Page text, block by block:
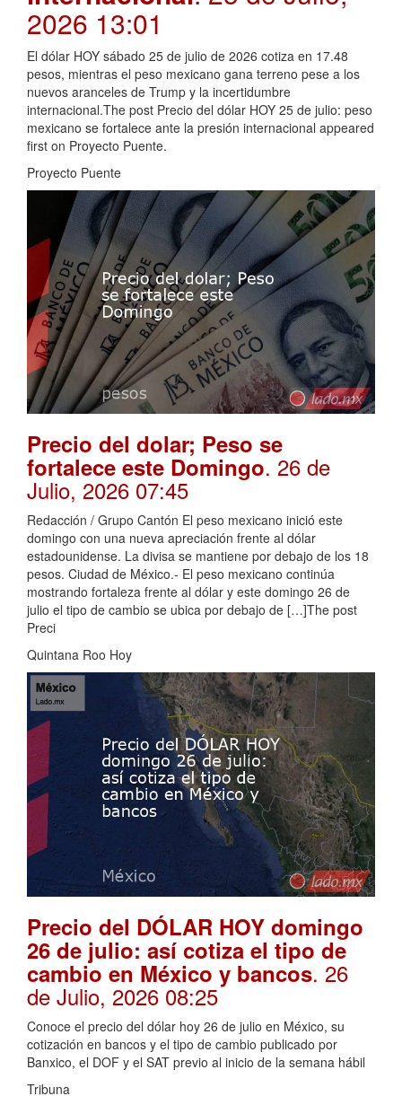
2026 13:01
El dólar HOY sábado 25 de julio de 2026 cotiza en 17.48
pesos, mientras el peso mexicano gana terreno pese a los
nuevos aranceles de Trump y la incertidumbre
internacional.The post Precio del dólar HOY 25 de julio: peso
mexicano se fortalece ante la presión internacional appeared
first on Proyecto Puente.
Proyecto Puente
Precio del dolar; Peso se
fortalece este Domingo. 26 de
Julio, 2026 07:45
Redacción / Grupo Cantón El peso mexicano inició este
domingo con una nueva apreciación frente al dólar
estadounidense. La divisa se mantiene por debajo de los 18
pesos. Ciudad de México.- El peso mexicano continúa
mostrando fortaleza frente al dólar y este domingo 26 de
julio el tipo de cambio se ubica por debajo de […]The post
Preci
Quintana Roo Hoy
Precio del DÓLAR HOY domingo
26 de julio: así cotiza el tipo de
cambio en México y bancos. 26
de Julio, 2026 08:25
Conoce el precio del dólar hoy 26 de julio en México, su
cotización en bancos y el tipo de cambio publicado por
Banxico, el DOF y el SAT previo al inicio de la semana hábil
Tribuna